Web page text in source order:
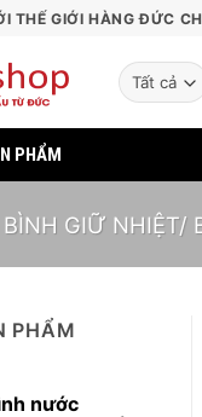
THẾ GIỚI HÀNG ĐỨC
PHẨM
BÌNH GIỮ NHIỆT/
PHẨM
nước